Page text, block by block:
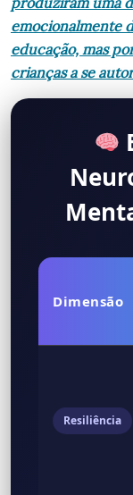
emocionalmente
educação, mas
crianças a se
Dimensão
Resiliência